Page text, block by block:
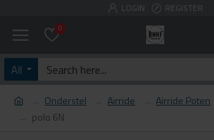
LOGIN REGISTER
0
All
Onderstel Airride Airride Poten
polo 6N